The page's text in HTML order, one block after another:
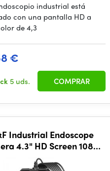
industrial está
con una pantalla HD a
de 4,3
€
5 uds. COMPRAR
Industrial Endoscope
4.3" HD Screen 1080P
LED Lights 3,9mm/2m